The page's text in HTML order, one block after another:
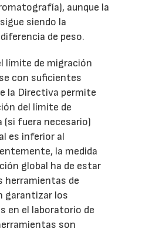
aunque la
siendo la
de peso.
límite de migración
con suficientes
la Directiva permite
del límite de
(si fuera necesario)
es inferior al
la medida
global ha de estar
herramientas de
garantizar los
en el laboratorio de
son